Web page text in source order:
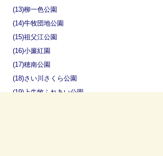
(13)柳一色公園
(14)牛牧団地公園
(15)祖父江公園
(16)小簾紅園
(17)穂南公園
(18)さい川さくら公園
(19)上牛牧ふれあい公園